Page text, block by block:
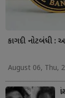
કાગદી નોટબંધી :
August 06, Thu,